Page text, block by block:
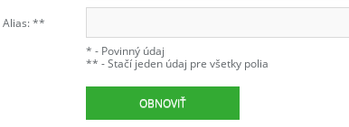
Alias: **
* - Povinný údaj
** - Stačí jeden údaj pre všetky polia
OBNOVIŤ